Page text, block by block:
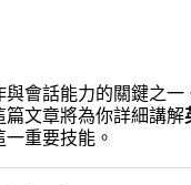
會話能力的關鍵之
文章將為你詳細講解
一重要技能。